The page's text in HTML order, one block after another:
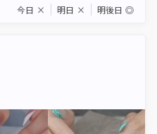
今日 × 明日 × 明後日 ◎